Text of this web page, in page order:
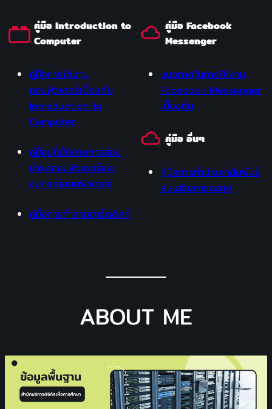
คู่มือ Introduction to
Computer
คู่มือการใช้งาน
คอมพิวเตอร์เบื้องต้น
Introduction to
Computer
คู่มือปฎิบัติงานการซ่อม
บำรุงคอมพิวเตอร์และ
อุปกรณ์คอมพิวเตอร์
คู่มือการทำลายฮาร์ดดิสก์
คู่มือ Facebook
Messenger
แนวทางในการใช้งาน
Facebook Messenger
เบื้องต้น
คู่มือ อื่นๆ
คู่มือการทำประชาสัมพันธ์
ส่งเสริมการตลาด
ABOUT ME